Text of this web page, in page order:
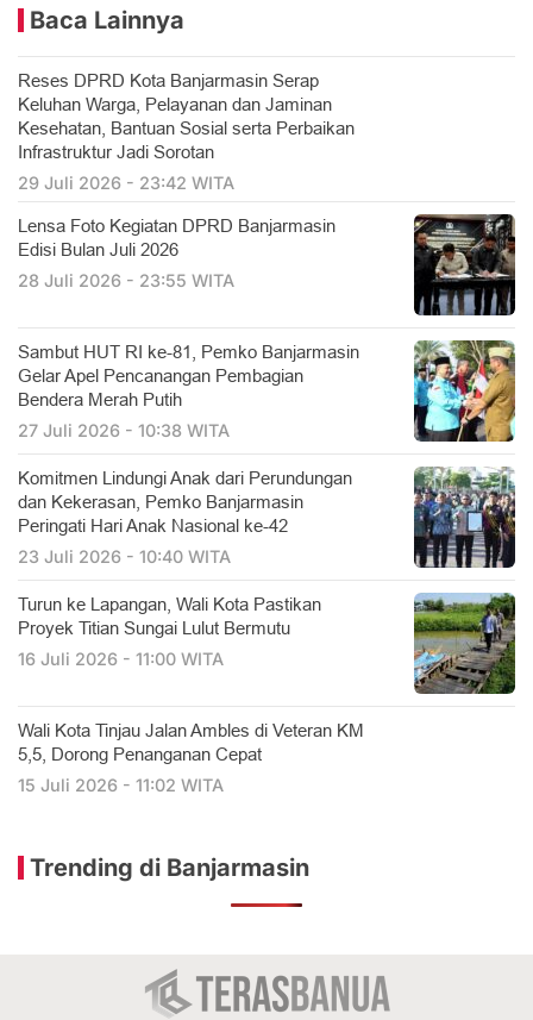
Baca Lainnya
Reses DPRD Kota Banjarmasin Serap
Keluhan Warga, Pelayanan dan Jaminan
Kesehatan, Bantuan Sosial serta Perbaikan
Infrastruktur Jadi Sorotan
29 Juli 2026 - 23:42 WITA
Lensa Foto Kegiatan DPRD Banjarmasin
Edisi Bulan Juli 2026
28 Juli 2026 - 23:55 WITA
Sambut HUT RI ke-81, Pemko Banjarmasin
Gelar Apel Pencanangan Pembagian
Bendera Merah Putih
27 Juli 2026 - 10:38 WITA
Komitmen Lindungi Anak dari Perundungan
dan Kekerasan, Pemko Banjarmasin
Peringati Hari Anak Nasional ke-42
23 Juli 2026 - 10:40 WITA
Turun ke Lapangan, Wali Kota Pastikan
Proyek Titian Sungai Lulut Bermutu
16 Juli 2026 - 11:00 WITA
​Wali Kota Tinjau Jalan Ambles di Veteran KM
5,5, Dorong Penanganan Cepat
15 Juli 2026 - 11:02 WITA
Trending di Banjarmasin